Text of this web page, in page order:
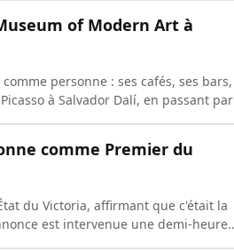
of Modern Art à
personne : ses cafés, ses bars,
à Salvador Dalí, en passant par
comme Premier du
du Victoria, affirmant que c'était la
est intervenue une demi-heure